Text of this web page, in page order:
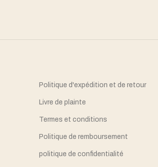
Politique d'expédition et de retour
Livre de plainte
Termes et conditions
Politique de remboursement
politique de confidentialité